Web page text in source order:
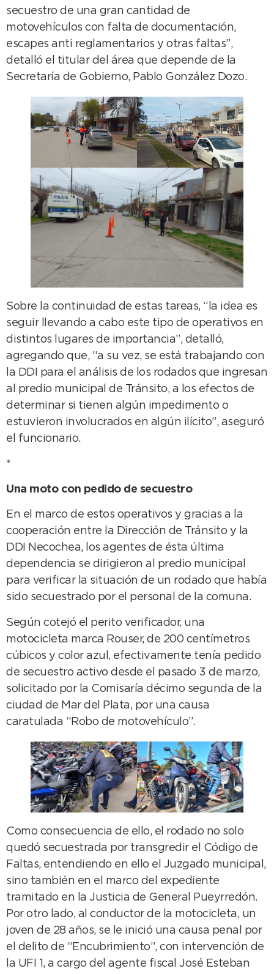
secuestro de una gran cantidad de
motovehículos con falta de documentación,
escapes anti reglamentarios y otras faltas”,
detalló el titular del área que depende de la
Secretaría de Gobierno, Pablo González Dozo.
Sobre la continuidad de estas tareas, “la idea es
seguir llevando a cabo este tipo de operativos en
distintos lugares de importancia”, detalló,
agregando que, “a su vez, se está trabajando con
la DDI para el análisis de los rodados que ingresan
al predio municipal de Tránsito, a los efectos de
determinar si tienen algún impedimento o
estuvieron involucrados en algún ilícito”, aseguró
el funcionario.
*
Una moto con pedido de secuestro
En el marco de estos operativos y gracias a la
cooperación entre la Dirección de Tránsito y la
DDI Necochea, los agentes de ésta última
dependencia se dirigieron al predio municipal
para verificar la situación de un rodado que había
sido secuestrado por el personal de la comuna.
Según cotejó el perito verificador, una
motocicleta marca Rouser, de 200 centímetros
cúbicos y color azul, efectivamente tenía pedido
de secuestro activo desde el pasado 3 de marzo,
solicitado por la Comisaría décimo segunda de la
ciudad de Mar del Plata, por una causa
caratulada “Robo de motovehículo”.
Como consecuencia de ello, el rodado no solo
quedó secuestrada por transgredir el Código de
Faltas, entendiendo en ello el Juzgado municipal,
sino también en el marco del expediente
tramitado en la Justicia de General Pueyrredón.
Por otro lado, al conductor de la motocicleta, un
joven de 28 años, se le inició una causa penal por
el delito de “Encubrimiento”, con intervención de
la UFI 1, a cargo del agente fiscal José Esteban